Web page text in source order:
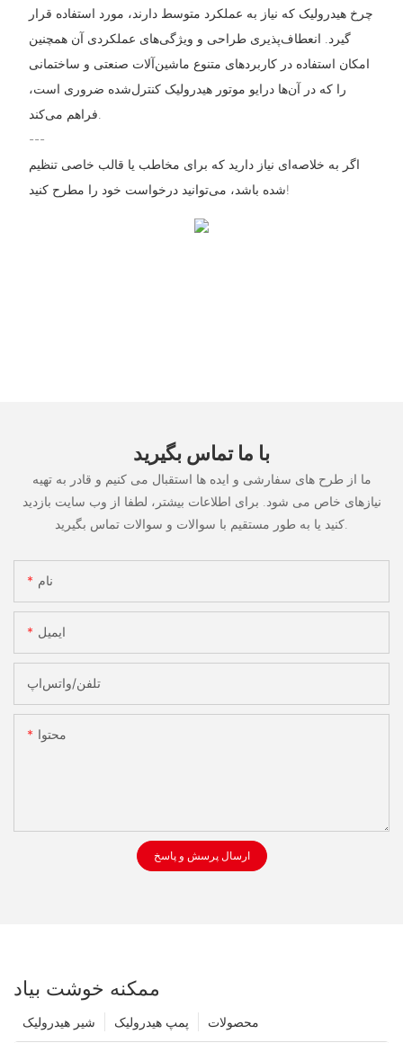
چرخ هیدرولیک که نیاز به عملکرد متوسط ​​دارند، مورد استفاده قرار
گیرد. انعطاف‌پذیری طراحی و ویژگی‌های عملکردی آن همچنین
امکان استفاده در کاربردهای متنوع ماشین‌آلات صنعتی و ساختمانی
را که در آن‌ها درایو موتور هیدرولیک کنترل‌شده ضروری است،
---
اگر به خلاصه‌ای نیاز دارید که برای مخاطب یا قالب خاصی تنظیم
شده باشد، می‌توانید درخواست خود را مطرح کنید!
با ما تماس بگیرید
ما از طرح های سفارشی و ایده ها استقبال می کنیم و قادر به تهیه
نیازهای خاص می شود. برای اطلاعات بیشتر، لطفا از وب سایت بازدید
نام
ایمیل
تلفن/واتس‌اپ
محتوا
ارسال پرسش و پاسخ
ممکنه خوشت بیاد
محصولات پمپ هیدرولیک شیر هیدرولیک